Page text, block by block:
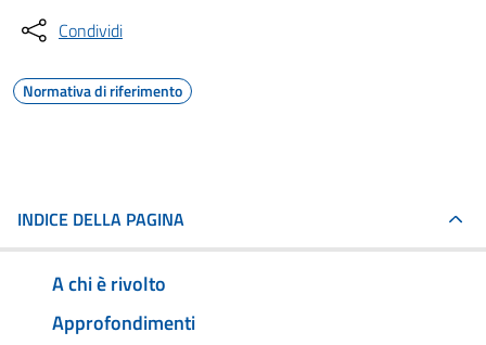
Condividi
Normativa di riferimento
INDICE DELLA PAGINA
A chi è rivolto
Approfondimenti